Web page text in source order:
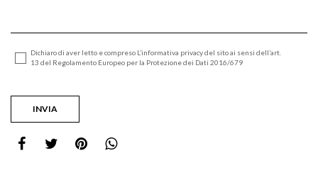
Dichiaro di aver letto e compreso L’informativa privacy del sito ai sensi dell’art.
13 del Regolamento Europeo per la Protezione dei Dati 2016/679